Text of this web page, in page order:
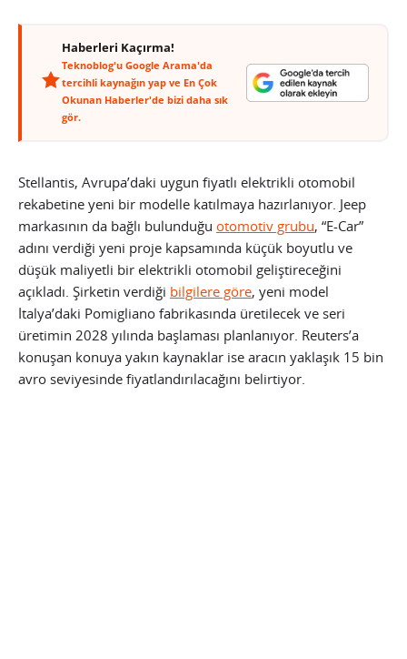
Haberleri Kaçırma!
Teknoblog'u Google Arama'da
tercihli kaynağın yap ve En Çok
Okunan Haberler'de bizi daha sık
gör.
Stellantis, Avrupa’daki uygun fiyatlı elektrikli otomobil
rekabetine yeni bir modelle katılmaya hazırlanıyor. Jeep
markasının da bağlı bulunduğu otomotiv grubu, “E-Car”
adını verdiği yeni proje kapsamında küçük boyutlu ve
düşük maliyetli bir elektrikli otomobil geliştireceğini
açıkladı. Şirketin verdiği bilgilere göre, yeni model
İtalya’daki Pomigliano fabrikasında üretilecek ve seri
üretimin 2028 yılında başlaması planlanıyor. Reuters’a
konuşan konuya yakın kaynaklar ise aracın yaklaşık 15 bin
avro seviyesinde fiyatlandırılacağını belirtiyor.